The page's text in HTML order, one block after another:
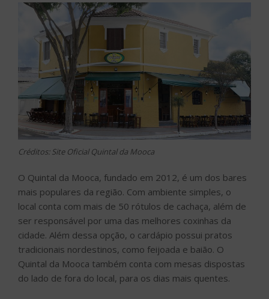
Créditos: Site Oficial Quintal da Mooca
O Quintal da Mooca, fundado em 2012, é um dos bares
mais populares da região. Com ambiente simples, o
local conta com mais de 50 rótulos de cachaça, além de
ser responsável por uma das melhores coxinhas da
cidade. Além dessa opção, o cardápio possui pratos
tradicionais nordestinos, como feijoada e baião. O
Quintal da Mooca também conta com mesas dispostas
do lado de fora do local, para os dias mais quentes.